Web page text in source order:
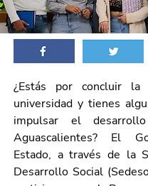
¿Estás por concluir
universidad y tienes
impulsar el
Aguascalientes? El
Estado, a través de la
Desarrollo Social